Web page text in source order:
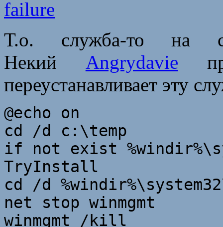
Т.о. служба-то на
Некий Angrydavie
переустанавливает эту
@echo on
cd /d c:\temp
if not exist
TryInstall
cd /d
net stop winmgmt
winmgmt /kill